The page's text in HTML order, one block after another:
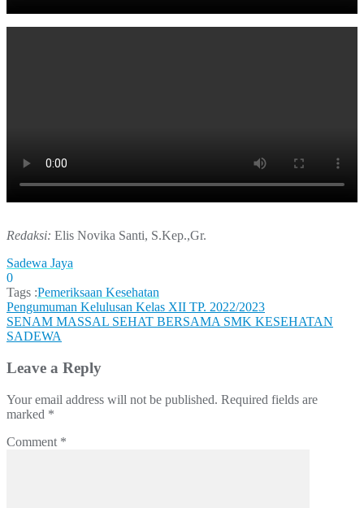
Redaksi: Elis Novika Santi, S.Kep.,Gr.
Sadewa Jaya
0
Tags :Pemeriksaan Kesehatan
Post
navigation
Pengumuman Kelulusan Kelas XII TP. 2022/2023
SENAM MASSAL SEHAT BERSAMA SMK KESEHATAN
SADEWA
Leave a Reply
Your email address will not be published. Required fields are
marked *
Comment *